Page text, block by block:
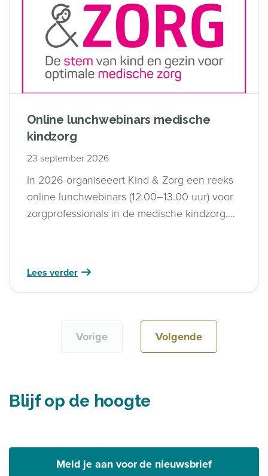
Online lunchwebinars medische
kindzorg
23 september 2026
In 2026 organiseeert Kind & Zorg een reeks
online lunchwebinars (12.00–13.00 uur) voor
zorgprofessionals in de medische kindzorg.
Lees verder
Vorige Volgende
Blijf op de hoogte
Meld je aan voor de nieuwsbrief